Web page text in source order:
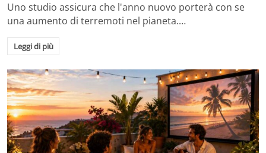
Uno studio assicura che l'anno nuovo porterà con se
una aumento di terremoti nel pianeta.…
Leggi di più